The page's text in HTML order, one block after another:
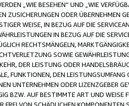
„WIE BESEHEN“ UND „WIE
ZUSICHERUNGEN ODER ÜBERNEHMEN
WEISE, IN BEZUG AUF DIE
IN BEZUG AUF DIE
RECHTSMÄNGELN,
SOWIE
DER LEISTUNG ODER
FUNKTIONEN, DEN
UNTERNEHMEN ODER LIZENZGEBER
BZW. AUF BESTIMMTE ART UND